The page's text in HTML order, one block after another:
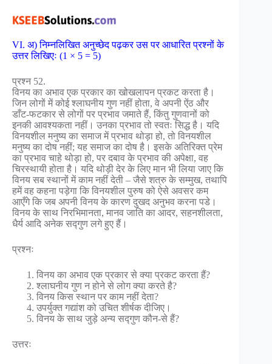
VI. अ) निम्नलिखित अनुच्छेद पढ़कर उस पर आधारित प्रश्नों के
उत्तर लिखिएः (1 × 5 = 5)
प्रश्न 52.
विनय का अभाव एक प्रकार का खोखलापन प्रकट करता है।
जिन लोगों में कोई श्लाघनीय गुण नहीं होता, वे अपनी ऐंठ और
डाँट-फटकार से लोगों पर प्रभाव जमाते हैं, किंतु गुणवानों को
इनकी आवश्यकता नहीं। उनका प्रभाव तो स्वतः सिद्ध है। यदि
विनयशील मनुष्य का समाज में प्रभाव थोड़ा हो, तो विनयशील
मनुष्य का दोष नहीं; यह समाज का दोष है। इसके अतिरिक्त प्रेम
का प्रभाव चाहे थोड़ा हो, पर दबाव के प्रभाव की अपेक्षा, वह
चिरस्थायी होता है। यदि थोड़ी देर के लिए मान भी लिया जाए कि
विनय सब स्थानों में काम नहीं देती – जैसे शत्रु के सम्मुख, तथापि
हमें वह कहना पड़ेगा कि विनयशील पुरुष को ऐसे अवसर कम
आएँगे कि जब अपनी विनय के कारण दुखद अनुभव करना पडे।
विनय के साथ निरभिमानता, मानव जाति का आदर, सहनशीलता,
धैर्य आदि अनेक सद्गुण लगे हुए हैं।
प्रश्नः
विनय का अभाव एक प्रकार से क्या प्रकट करता हैं?
श्लाघनीय गुण न होने से लोग क्या करते है?
विनय किस स्थान पर काम नहीं देता?
उपर्युक्त गद्यांश को उचित शीर्षक दीजिए।
विनय के साथ जुड़े अन्य सद्गुण कौन-से हैं?
उत्तरः